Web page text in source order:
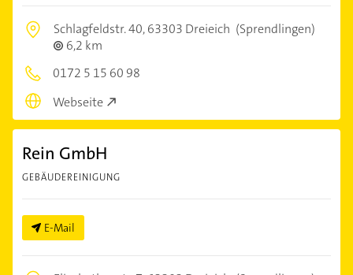
Schlagfeldstr. 40,63303 Dreieich (Sprendlingen)
6,2 km
0172 5 15 60 98
Webseite
Rein GmbH
GEBÄUDEREINIGUNG
E-Mail